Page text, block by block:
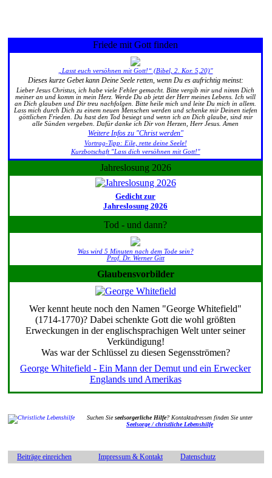
Friede mit Gott finden
„Lasst euch versöhnen mit Gott!“ (Bibel, 2. Kor. 5,20)"
Dieses kurze Gebet kann Deine Seele retten, wenn Du es aufrichtig meinst:
Lieber Jesus Christus, ich habe viele Fehler gemacht. Bitte vergib mir und nimm Dich
meiner an und komm in mein Herz. Werde Du ab jetzt der Herr meines Lebens. Ich will
an Dich glauben und Dir treu nachfolgen. Bitte heile mich und leite Du mich in allem.
Lass mich durch Dich zu einem neuen Menschen werden und schenke mir Deinen tiefen
göttlichen Frieden. Du hast den Tod besiegt und wenn ich an Dich glaube, sind mir
alle Sünden vergeben. Dafür danke ich Dir von Herzen, Herr Jesus. Amen
Weitere Infos zu "Christ werden"
Vortrag-Tipp: Eile, rette deine Seele!
Kurzbotschaft "Lass dich versöhnen mit Gott!"
Jahreslosung 2026
Gedicht zur
Jahreslosung 2026
Tod - und dann?
Was wird 5 Minuten nach dem Tode sein?
Prof. Dr. Werner Gitt
Glaubensvorbilder
Wer kennt heute noch den Namen "George Whitefield"
(1714-1770)? Dabei schenkte Gott die wohl größten
Erweckungen in der englischsprachigen Welt unter seiner
Verkündigung!
Was war der Schlüssel zu diesen Segensströmen?
George Whitefield - Ein Mann der Demut und ein Erwecker
Englands und Amerikas
Suchen Sieseelsorgerliche Hilfe? Kontaktadressen finden Sie unter
Seelsorge / christliche Lebenshilfe
Beiträge einreichen Impressum & Kontakt Datenschutz